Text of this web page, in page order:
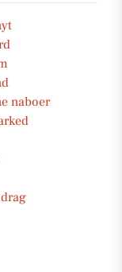
naboer